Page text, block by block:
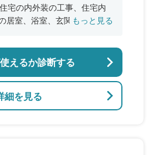
宅の内外装の工事、住宅内
居室、浴室、玄関、台所、
もっと見る
細を見る
えるか診断する